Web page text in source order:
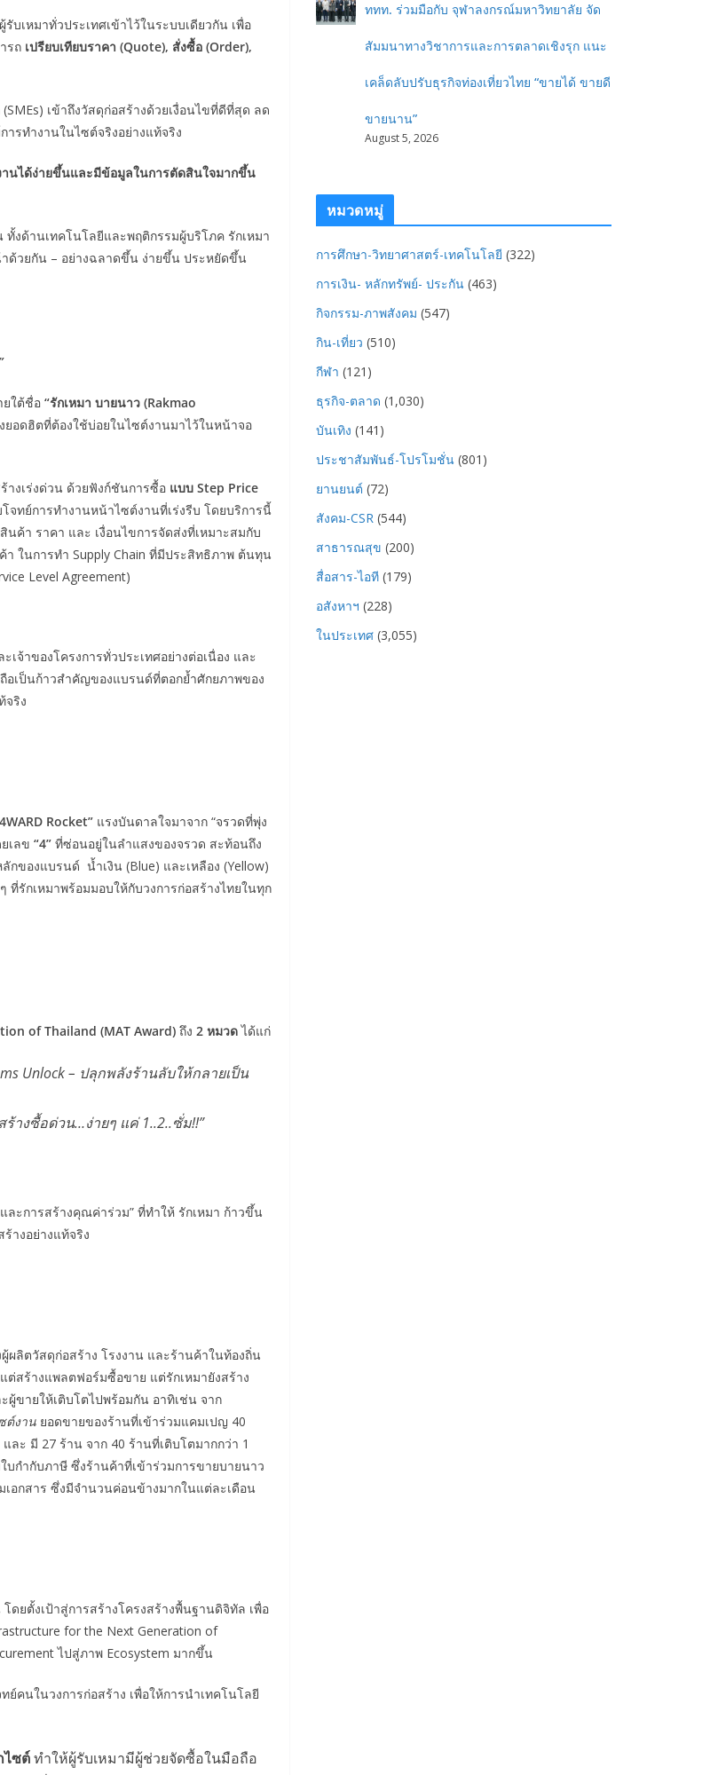
เหมาทั่วประเทศเข้าไว้ในระบบเดียวกัน เพื่อ
รถ เปรียบเทียบราคา (Quote), สั่งซื้อ (Order),
เข้าถึงวัสดุก่อสร้างด้วยเงื่อนไขที่ดีที่สุด ลด
รทำงานในไซต์จริงอย่างแท้จริง
านได้ง่ายขึ้นและมีข้อมูลในการตัดสินใจมากขึ้น
ทั้งด้านเทคโนโลยีและพฤติกรรมผู้บริโภค รักเหมา
าด้วยกัน – อย่างฉลาดขึ้น ง่ายขึ้น ประหยัดขึ้น
ยใต้ชื่อ “รักเหมา บายนาว (Rakmao
อดฮิตที่ต้องใช้บ่อยในไซต์งานมาไว้ในหน้าจอ
างเร่งด่วน ด้วยฟังก์ชันการซื้อ แบบ Step Price
จทย์การทำงานหน้าไซต์งานที่เร่งรีบ โดยบริการนี้
ค้า ราคา และ เงื่อนไขการจัดส่งที่เหมาะสมกับ
ในการทำ Supply Chain ที่มีประสิทธิภาพ ต้นทุน
Level Agreement)
จ้าของโครงการทั่วประเทศอย่างต่อเนื่อง และ
ถือเป็นก้าวสำคัญของแบรนด์ที่ตอกย้ำศักยภาพของ
จริง
Rocket” แรงบันดาลใจมาจาก “จรวดที่พุ่ง
เลข “4” ที่ซ่อนอยู่ในลำแสงของจรวด สะท้อนถึง
ของแบรนด์ น้ำเงิน (Blue) และเหลือง (Yellow)
รักเหมาพร้อมมอบให้กับวงการก่อสร้างไทยในทุก
of Thailand (MAT Award) ถึง 2 หมวดได้แก่
Unlock – ปลุกพลังร้านลับให้กลายเป็น
ร้างซื้อด่วน…ง่ายๆ แค่ 1..2..ซั่ม!!”
ละการสร้างคุณค่าร่วม” ที่ทำให้ รักเหมา ก้าวขึ้น
างอย่างแท้จริง
ลิตวัสดุก่อสร้าง โรงงาน และร้านค้าในท้องถิ่น
ต่สร้างแพลตฟอร์มซื้อขาย แต่รักเหมายังสร้าง
ผู้ขายให้เติบโตไปพร้อมกัน อาทิเช่น จาก
ต์งาน ยอดขายของร้านที่เข้าร่วมแคมเปญ 40
ละ มี 27 ร้าน จาก 40 ร้านที่เติบโตมากกว่า 1
บกำกับภาษี ซึ่งร้านค้าที่เข้าร่วมการขายบายนาว
อกสาร ซึ่งมีจำนวนค่อนข้างมากในแต่ละเดือน
ดยตั้งเป้าสู่การสร้างโครงสร้างพื้นฐานดิจิทัล เพื่อ
for the Next Generation of
ไปสู่ภาพ Ecosystem มากขึ้น
ย์คนในวงการก่อสร้าง เพื่อให้การนำเทคโนโลยี
ไซต์ทำให้ผู้รับเหมามีผู้ช่วยจัดซื้อในมือถือ
ททท. ร่วมมือกับ จุฬาลงกรณ์มหาวิทยาลัย จัด
สัมมนาทางวิชาการและการตลาดเชิงรุก แนะ
เคล็ดลับปรับธุรกิจท่องเที่ยวไทย “ขายได้ ขายดี
ขายนาน”
August 5, 2026
หมวดหมู่
การศึกษา-วิทยาศาสตร์-เทคโนโลยี (322)
การเงิน- หลักทรัพย์- ประกัน (463)
กิจกรรม-ภาพสังคม (547)
กิน-เที่ยว (510)
กีฬา (121)
ธุรกิจ-ตลาด (1,030)
บันเทิง (141)
ประชาสัมพันธ์-โปรโมชั่น (801)
ยานยนต์ (72)
สังคม-CSR (544)
สาธารณสุข (200)
สื่อสาร-ไอที (179)
อสังหาฯ (228)
ในประเทศ (3,055)